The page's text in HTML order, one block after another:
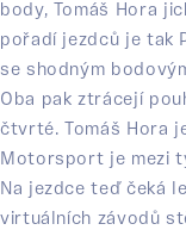
body, Tomáš Hora
pořadí jezdců je tak
se shodným
Oba pak ztrácejí
čtvrté. Tomáš Hora
Motorsport je mezi
Na jezdce teď čeká
virtuálních závodů